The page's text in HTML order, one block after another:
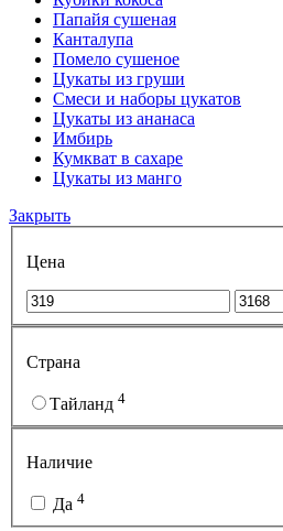
Папайя сушеная
Канталупа
Помело сушеное
Цукаты из груши
Смеси и наборы цукатов
Цукаты из ананаса
Имбирь
Кумкват в сахаре
Цукаты из манго
Закрыть
Цена
Страна
Тайланд 4
Наличие
Да 4